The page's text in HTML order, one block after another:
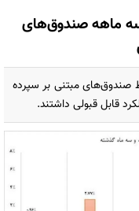
ماهه صندوق‌های
صندوق‌های مبتنی بر سپرده